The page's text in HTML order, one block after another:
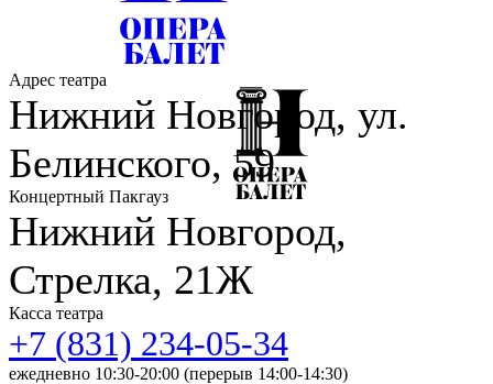
Адрес театра
Нижний Новгород, ул.
Белинского, 59
Концертный Пакгауз
Нижний Новгород,
Стрелка, 21Ж
Касса театра
+7 (831) 234-05-34
ежедневно 10:30-20:00 (перерыв 14:00-14:30)